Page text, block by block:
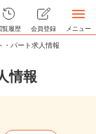
覧履歴 会員登録 メニュー
・パート求人情報
情報